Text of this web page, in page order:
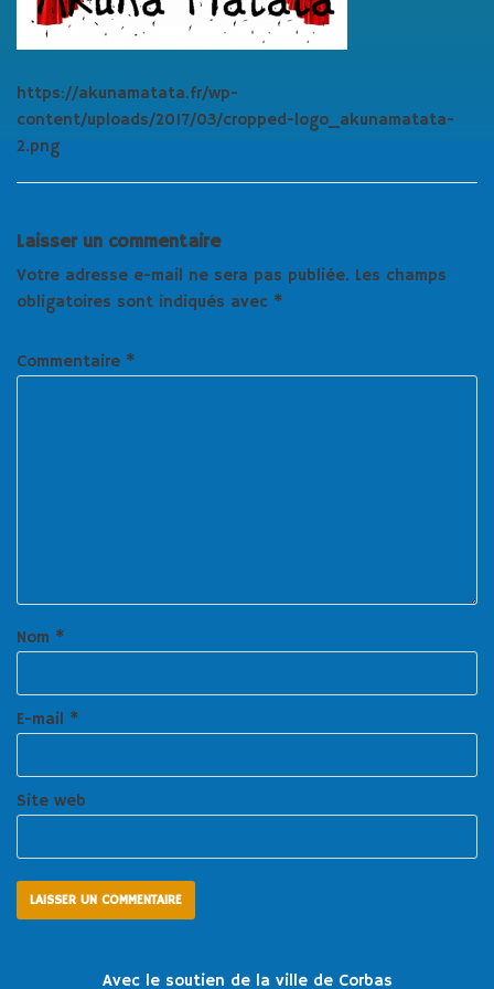
https://akunamatata.fr/wp-
content/uploads/2017/03/cropped-logo_akunamatata-
2.png
Laisser un commentaire
Votre adresse e-mail ne sera pas publiée. Les champs
obligatoires sont indiqués avec *
Commentaire *
Nom *
E-mail *
Site web
Avec le soutien de la ville de Corbas